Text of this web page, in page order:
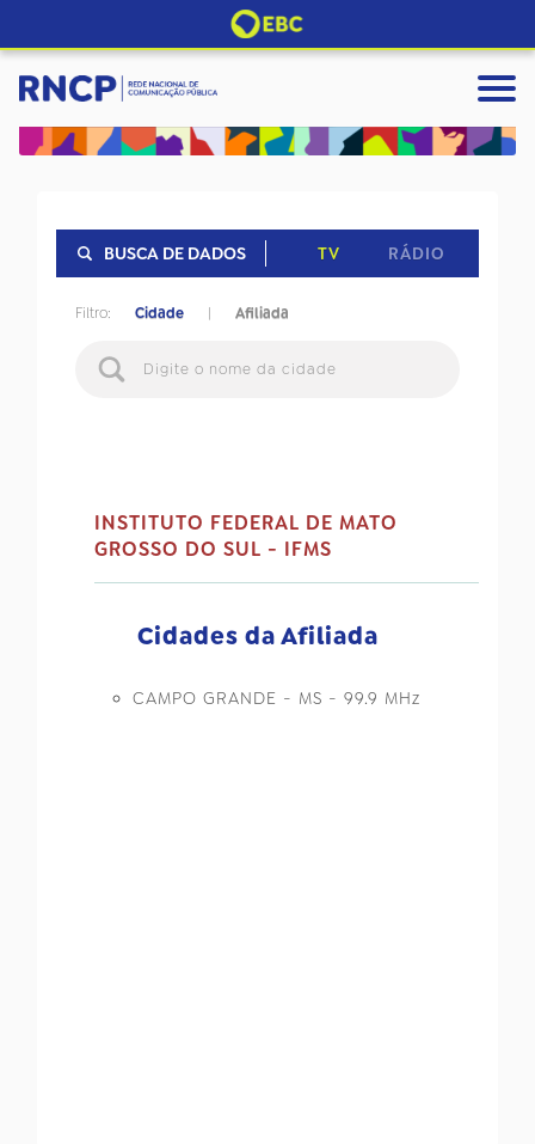
INSTITUTO FEDERAL DE MATO
GROSSO DO SUL - IFMS
Cidades da Afiliada
CAMPO GRANDE - MS - 99.9 MHz
BUSCA DE DADOS TV RÁDIO
Filtro: Cidade | Afiliada